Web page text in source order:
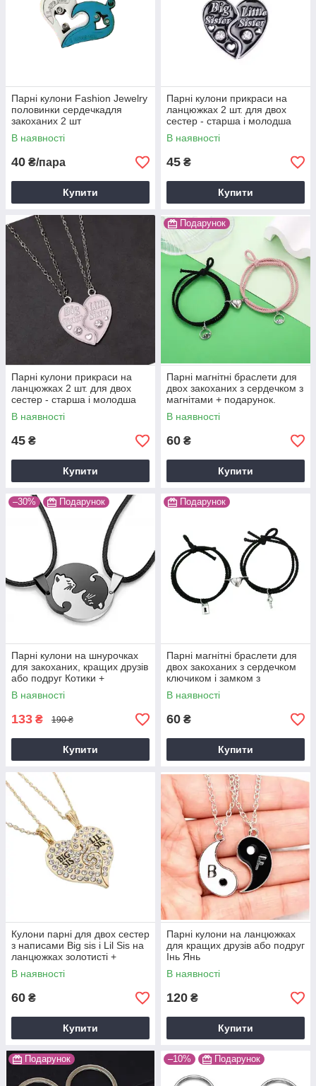
Парні кулони Fashion Jewelry
половинки сердечкадля
закоханих 2 шт
В наявності
40 ₴/пара
Купити
Парні кулони прикраси на
ланцюжках 2 шт. для двох
сестер - старша і молодша
В наявності
45 ₴
Купити
Парні кулони прикраси на
ланцюжках 2 шт. для двох
сестер - старша і молодша
В наявності
45 ₴
Купити
Подарунок
Парні магнітні браслети для
двох закоханих з сердечком з
магнітами + подарунок.
В наявності
60 ₴
Купити
–30% Подарунок
Парні кулони на шнурочках
для закоханих, кращих друзів
або подруг Котики +
подарунок
В наявності
133 ₴ 190 ₴
Купити
Подарунок
Парні магнітні браслети для
двох закоханих з сердечком
ключиком і замком з
магнітами + подарунок
В наявності
60 ₴
Купити
Кулони парні для двох сестер
з написами Big sis і Lil Sis на
ланцюжках золотисті +
подарунок
В наявності
60 ₴
Купити
Парні кулони на ланцюжках
для кращих друзів або подруг
Інь Янь
В наявності
120 ₴
Купити
Подарунок –10% Подарунок